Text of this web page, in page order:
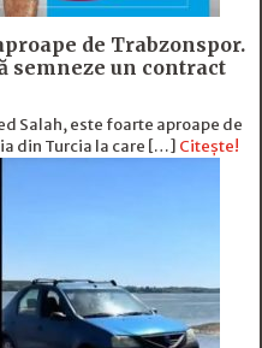
de Trabzonspor.
semneze un contract
Salah, este foarte aproape de
din Turcia la care […] Citește!